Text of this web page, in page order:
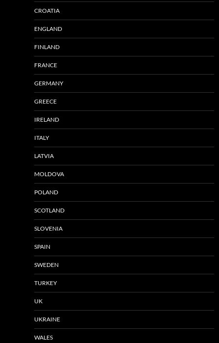
CROATIA
ENGLAND
FINLAND
FRANCE
GERMANY
GREECE
IRELAND
ITALY
LATVIA
MOLDOVA
POLAND
SCOTLAND
SLOVENIA
SPAIN
SWEDEN
TURKEY
UK
UKRAINE
WALES